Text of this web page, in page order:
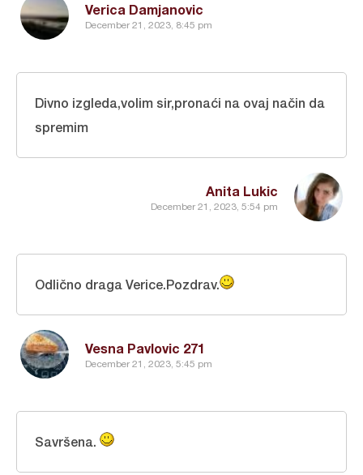
Verica Damjanovic
December 21, 2023, 8:45 pm
Anita Lukic
December 21, 2023, 5:54 pm
Divno izgleda,volim sir,pronaći na ovaj način da
spremim
Vesna Pavlovic 271
December 21, 2023, 5:45 pm
Odlično draga Verice.Pozdrav.
Savršena.